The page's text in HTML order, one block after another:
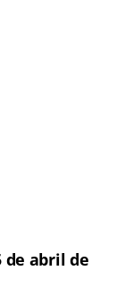
de abril de